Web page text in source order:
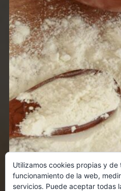
Utilizamos cookies propias y
funcionamiento de la web,
servicios. Puede aceptar todas